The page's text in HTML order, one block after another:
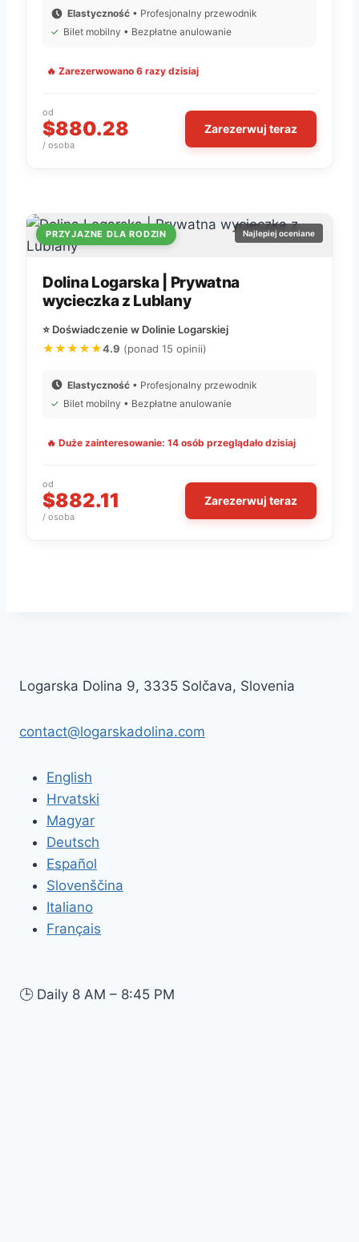
Elastyczność • Profesjonalny przewodnik
✓ Bilet mobilny • Bezpłatne anulowanie
🔥 Zarezerwowano 6 razy dzisiaj
od
$880.28
/ osoba
Zarezerwuj teraz
PRZYJAZNE DLA RODZIN Najlepiej oceniane
Dolina Logarska | Prywatna
wycieczka z Lublany
⭐ Doświadczenie w Dolinie Logarskiej
★★★★★4.9 (ponad 15 opinii)
Elastyczność • Profesjonalny przewodnik
✓ Bilet mobilny • Bezpłatne anulowanie
🔥 Duże zainteresowanie: 14 osób przeglądało dzisiaj
od
$882.11
/ osoba
Zarezerwuj teraz
Logarska Dolina 9, 3335 Solčava, Slovenia
contact@logarskadolina.com
English
Hrvatski
Magyar
Deutsch
Español
Slovenščina
Italiano
Français
🕒 Daily 8 AM – 8:45 PM